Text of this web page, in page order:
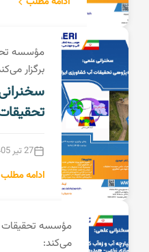
مؤسسه
برگزار
27 تیر 1405
ادامه مطلب
مؤسسه تحقیقات
می‌کند: